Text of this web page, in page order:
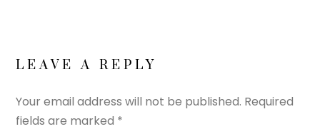
LEAVE A REPLY
Your email address will not be published. Required
fields are marked *